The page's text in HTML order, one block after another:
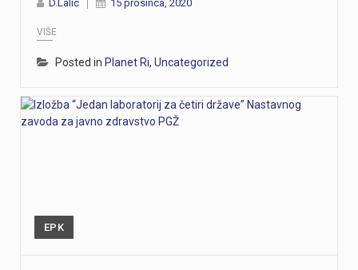
D.Lalic 15 prosinca, 2020
VIŠE
Posted in Planet Ri, Uncategorized
EPK